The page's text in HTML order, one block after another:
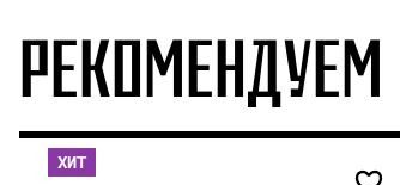
РЕКОМЕНДУЕМ
ХИТ